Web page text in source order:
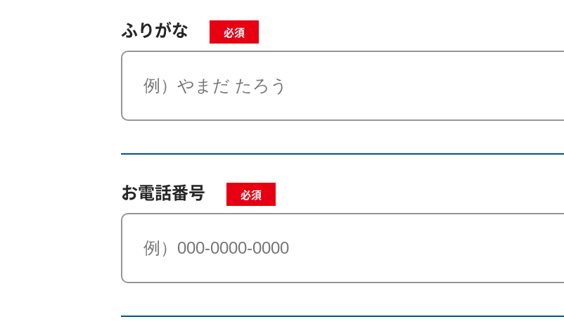
ふりがな 必須
お電話番号 必須